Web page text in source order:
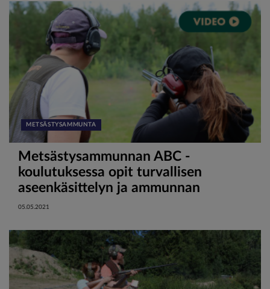
METSÄSTYSAMMUNTA
Metsästysammunnan ABC -
koulutuksessa opit turvallisen
aseenkäsittelyn ja ammunnan
perusteet
05.05.2021